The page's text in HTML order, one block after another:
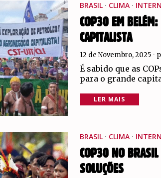
BRASIL · CLIMA ·
COP30 EM BELÉM:
CAPITALISTA
12 de Novembro, 2025
É sabido que as
para o grande
LER MAIS
BRASIL · CLIMA ·
COP30 NO
SOLUÇÕES